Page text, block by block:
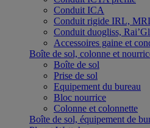
Conduit ICA
Conduit rigide IRL,
Conduit duogliss,
Accessoires gaine et
Boîte de sol, colonne et
Boîte de sol
Prise de sol
Equipement du bureau
Bloc nourrice
Colonne et colonnette
Boîte de sol, équipement de